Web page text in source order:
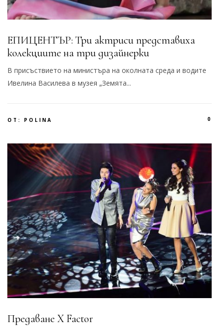
ЕПИЦЕНТЪР: Три актриси представиха
колекциите на три дизайнерки
В присъствието на министъра на околната среда и водите
Ивелина Василева в музея „Земята...
ОТ: POLINA 0
Предаване X Factor